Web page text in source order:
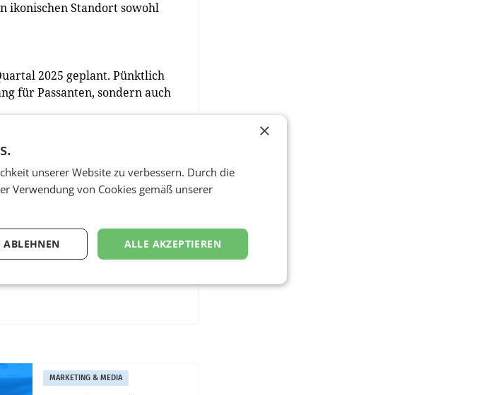
ikonischen Standort sowohl
2025 geplant. Pünktlich
für Passanten, sondern auch
MARKETING & MEDIA
×
unserer Website zu verbessern. Durch die
Verwendung von Cookies gemäß unserer
ALLE AKZEPTIEREN
ABLEHNEN